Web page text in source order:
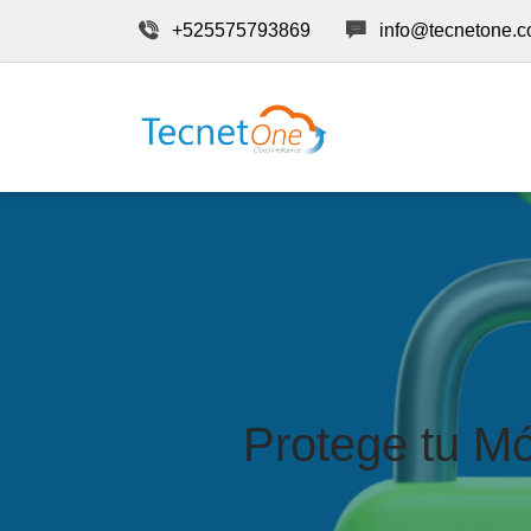
+525575793869
Protege tu